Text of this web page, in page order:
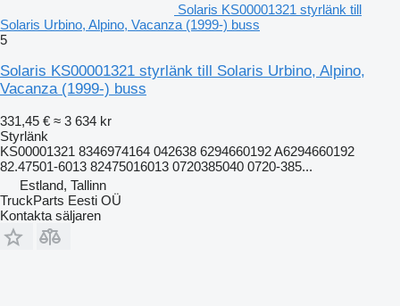
Solaris KS00001321 styrlänk till
Solaris Urbino, Alpino, Vacanza (1999-) buss
5
Solaris KS00001321 styrlänk till Solaris Urbino, Alpino,
Vacanza (1999-) buss
331,45 € ≈ 3 634 kr
Styrlänk
KS00001321 8346974164 042638 6294660192 A6294660192
82.47501-6013 82475016013 0720385040 0720-385...
Estland, Tallinn
TruckParts Eesti OÜ
Kontakta säljaren